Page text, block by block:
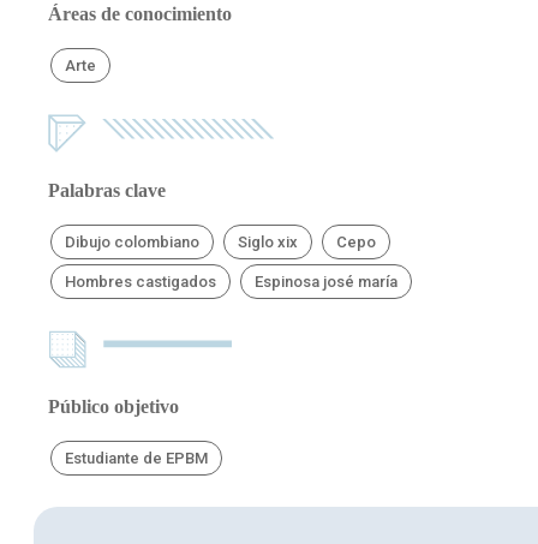
Áreas de conocimiento
Arte
Palabras clave
Dibujo colombiano Siglo xix Cepo
Hombres castigados Espinosa josé maría
Público objetivo
Estudiante de EPBM